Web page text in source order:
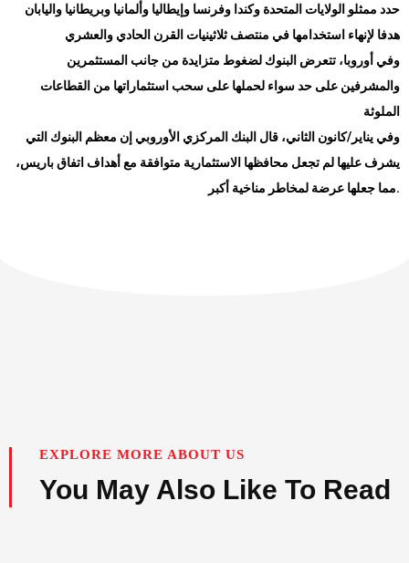
حدد ممثلو الولايات المتحدة وكندا وفرنسا وإيطاليا وألمانيا وبريطانيا واليابان
هدفا لإنهاء استخدامها في منتصف ثلاثينيات القرن الحادي والعشري
وفي أوروبا، تتعرض البنوك لضغوط متزايدة من جانب المستثمرين
والمشرفين على حد سواء لحملها على سحب استثماراتها من القطاعات
الملوثة
وفي يناير/كانون الثاني، قال البنك المركزي الأوروبي إن معظم البنوك التي
يشرف عليها لم تجعل محافظها الاستثمارية متوافقة مع أهداف اتفاق باريس،
مما جعلها عرضة لمخاطر مناخية أكبر.
EXPLORE MORE ABOUT US
You May Also Like To Read